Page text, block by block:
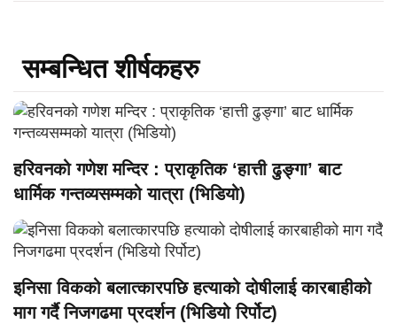
सम्बन्धित शीर्षकहरु
हरिवनको गणेश मन्दिर : प्राकृतिक ‘हात्ती ढुङ्गा’ बाट
धार्मिक गन्तव्यसम्मको यात्रा (भिडियो)
इनिसा विकको बलात्कारपछि हत्याको दोषीलाई कारबाहीको
माग गर्दै निजगढमा प्रदर्शन (भिडियो रिर्पोट)